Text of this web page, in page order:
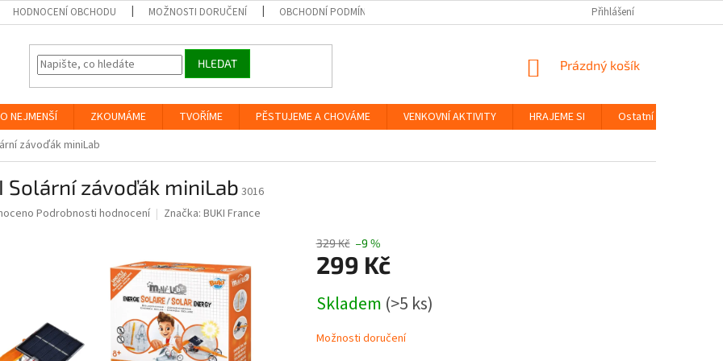
HODNOCENÍ OBCHODU MOŽNOSTI DORUČENÍ OBCHODNÍ PODMÍNKY ZÁSADY OCHRANY
Přihlášení
HLEDAT
NÁKUPNÍ
Prázdný košík
NEJMENŠÍ ZKOUMÁME TVOŘÍME PĚSTUJEME A CHOVÁME VENKOVNÍ AKTIVITY HRAJEME SI Ostatní
závoďák miniLab
Solární závoďák miniLab 3016
Podrobnosti hodnocení Značka: BUKI France
329 Kč –9 %
299 Kč
cena:
Skladem (>5 ks)
Možnosti doručení